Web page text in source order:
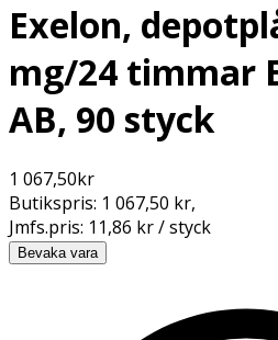
Exelon,
mg/24 timmar
AB, 90 styck
1 067,50kr
Butikspris: 1 067,50 kr,
Jmfs.pris: 11,86 kr / styck
Bevaka vara